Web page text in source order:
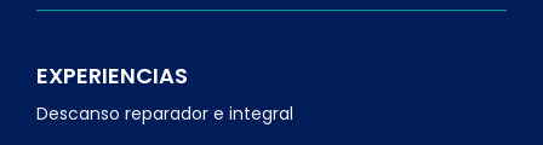
EXPERIENCIAS
Descanso reparador e integral